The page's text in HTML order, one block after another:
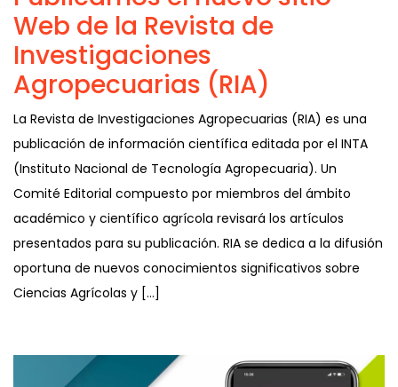
Web de la Revista de
Investigaciones
Agropecuarias (RIA)
La Revista de Investigaciones Agropecuarias (RIA) es una
publicación de información científica editada por el INTA
(Instituto Nacional de Tecnología Agropecuaria). Un
Comité Editorial compuesto por miembros del ámbito
académico y científico agrícola revisará los artículos
presentados para su publicación. RIA se dedica a la difusión
oportuna de nuevos conocimientos significativos sobre
Ciencias Agrícolas y […]